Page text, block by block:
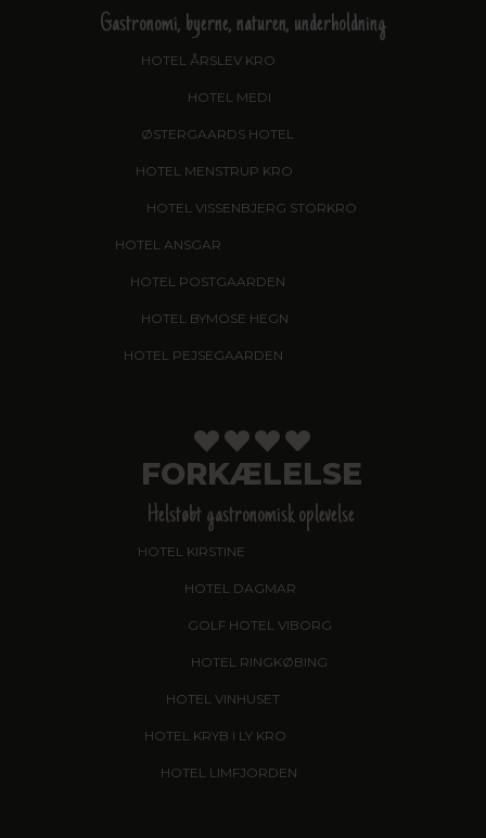
Gastronomi, byerne, naturen, underholdning
HOTEL ÅRSLEV KRO
HOTEL MEDI
ØSTERGAARDS HOTEL, HERNING
HOTEL MENSTRUP KRO
HOTEL VISSENBJERG STORKRO
HOTEL ANSGAR
HOTEL POSTGAARDEN
HOTEL BYMOSE HEGN
HOTEL PEJSEGAARDEN
FORKÆLELSE
Helstøbt gastronomisk oplevelse
HOTEL KIRSTINE
HOTEL DAGMAR
GOLF HOTEL VIBORG
HOTEL RINGKØBING
HOTEL VINHUSET, NÆSTVED
HOTEL KRYB I LY KRO
HOTEL LIMFJORDEN